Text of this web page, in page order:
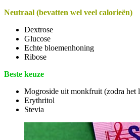
Neutraal (bevatten wel veel calorieën)
Dextrose
Glucose
Echte bloemenhoning
Ribose
Beste keuze
Mogroside uit monkfruit (zodra het
Erythritol
Stevia